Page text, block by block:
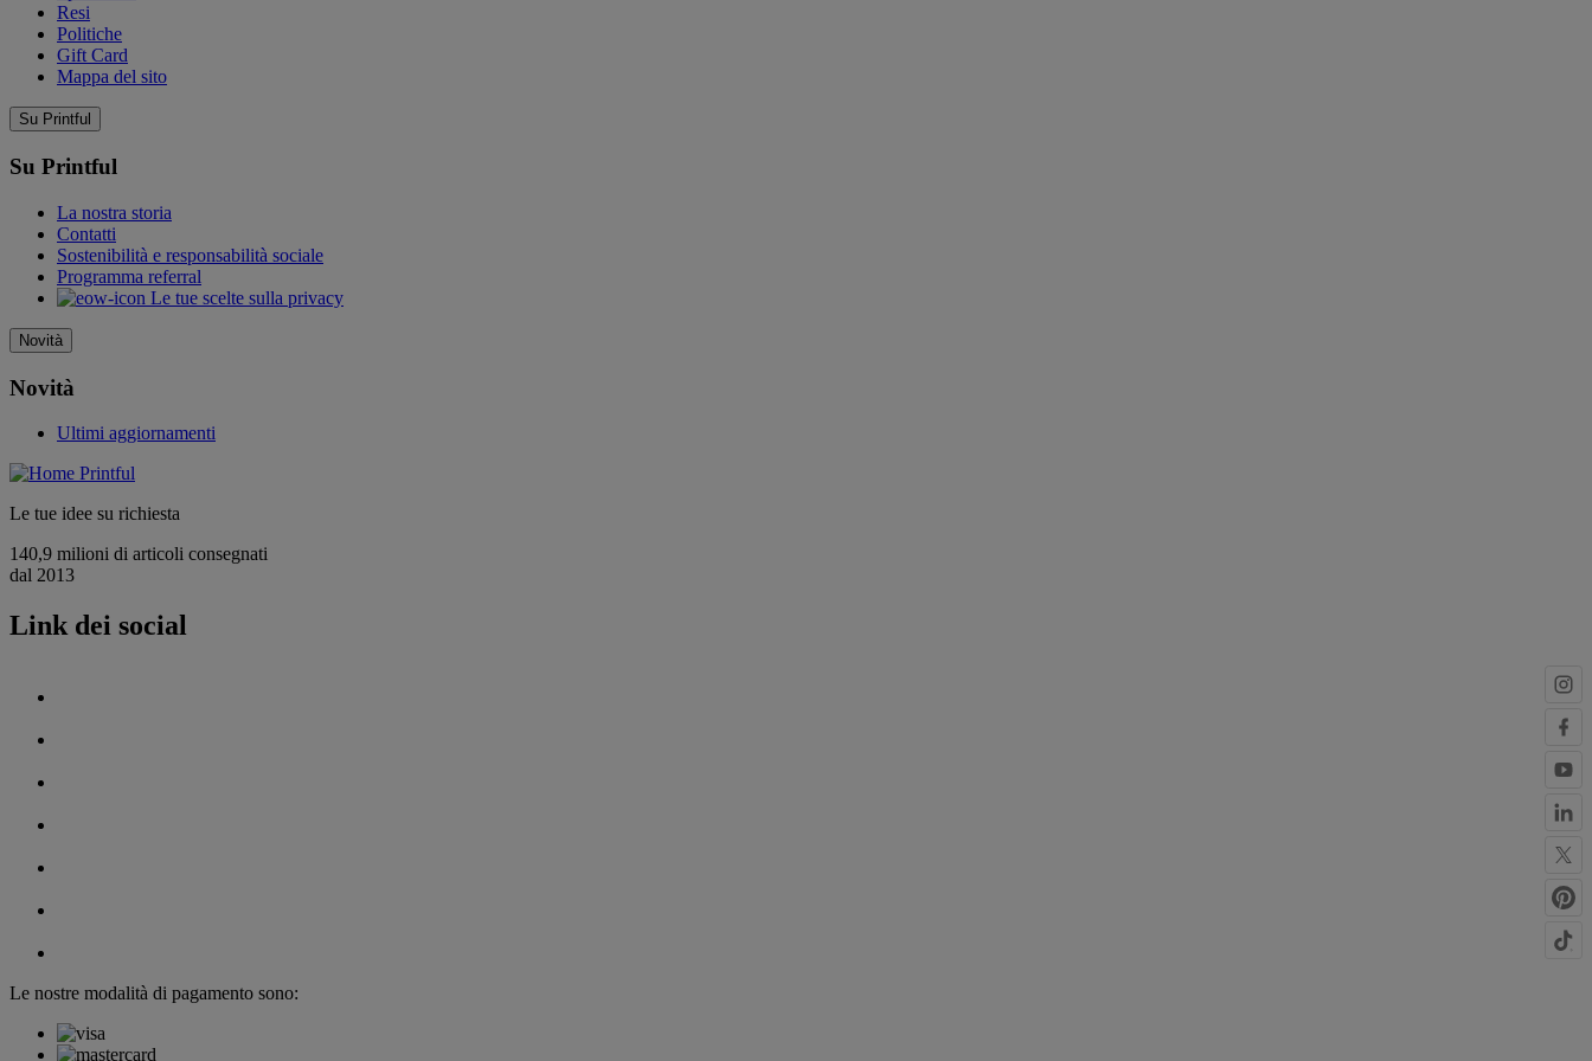
Resi
Politiche
Gift Card
Mappa del sito
Su Printful
Su Printful
La nostra storia
Contatti
Sostenibilità e responsabilità sociale
Programma referral
Le tue scelte sulla privacy
Novità
Novità
Ultimi aggiornamenti
Le tue idee su richiesta
140,9 milioni di articoli consegnati
dal 2013
Link dei social
Le nostre modalità di pagamento sono: